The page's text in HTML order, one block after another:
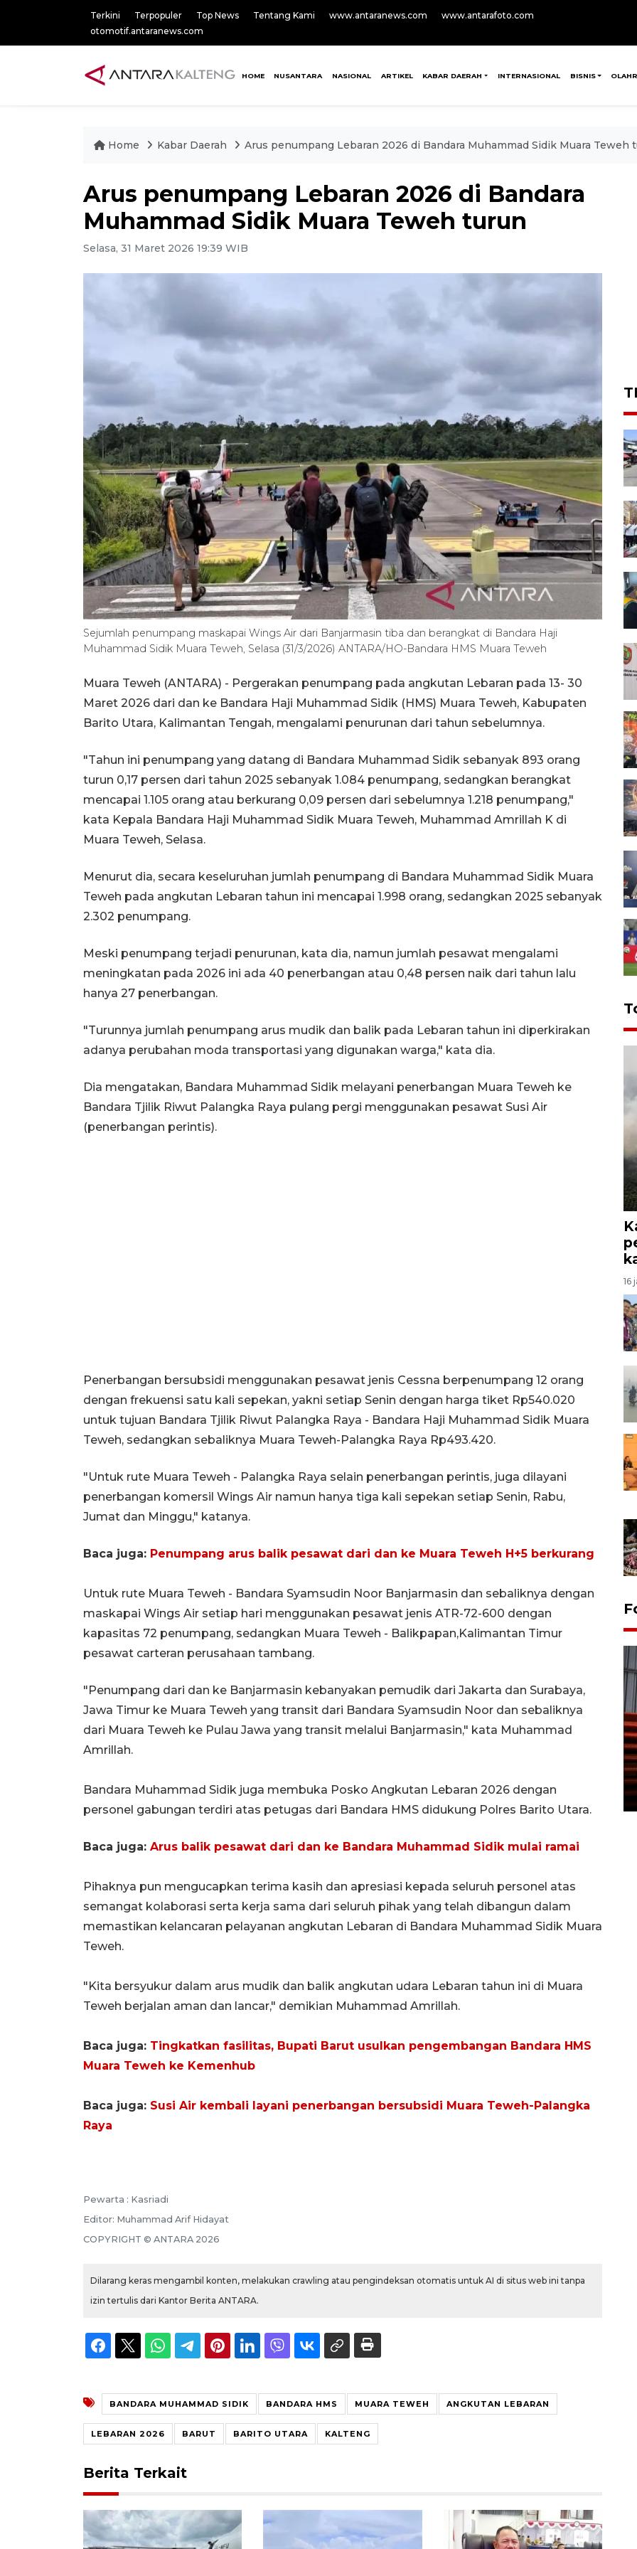
Terkini Terpopuler Top News Tentang Kami www.antaranews.com
www.antarafoto.com
otomotif.antaranews.com
HOME NUSANTARA NASIONAL ARTIKEL KABAR DAERAH INTERNASIONAL BISNIS
Home Kabar Daerah Arus penumpang Lebaran 2026 di Bandara Muhammad Sidik Muara Teweh
Arus penumpang Lebaran 2026 di Bandara
Muhammad Sidik Muara Teweh turun
Selasa, 31 Maret 2026 19:39 WIB
Sejumlah penumpang maskapai Wings Air dari Banjarmasin tiba dan berangkat di Bandara Haji
Muhammad Sidik Muara Teweh, Selasa (31/3/2026) ANTARA/HO-Bandara HMS Muara Teweh
Muara Teweh (ANTARA) - Pergerakan penumpang pada angkutan Lebaran pada 13- 30
Maret 2026 dari dan ke Bandara Haji Muhammad Sidik (HMS) Muara Teweh, Kabupaten
Barito Utara, Kalimantan Tengah, mengalami penurunan dari tahun sebelumnya.
"Tahun ini penumpang yang datang di Bandara Muhammad Sidik sebanyak 893 orang
turun 0,17 persen dari tahun 2025 sebanyak 1.084 penumpang, sedangkan berangkat
mencapai 1.105 orang atau berkurang 0,09 persen dari sebelumnya 1.218 penumpang,"
kata Kepala Bandara Haji Muhammad Sidik Muara Teweh, Muhammad Amrillah K di
Muara Teweh, Selasa.
Menurut dia, secara keseluruhan jumlah penumpang di Bandara Muhammad Sidik Muara
Teweh pada angkutan Lebaran tahun ini mencapai 1.998 orang, sedangkan 2025 sebanyak
2.302 penumpang.
Meski penumpang terjadi penurunan, kata dia, namun jumlah pesawat mengalami
meningkatan pada 2026 ini ada 40 penerbangan atau 0,48 persen naik dari tahun lalu
hanya 27 penerbangan.
"Turunnya jumlah penumpang arus mudik dan balik pada Lebaran tahun ini diperkirakan
adanya perubahan moda transportasi yang digunakan warga," kata dia.
Dia mengatakan, Bandara Muhammad Sidik melayani penerbangan Muara Teweh ke
Bandara Tjilik Riwut Palangka Raya pulang pergi menggunakan pesawat Susi Air
(penerbangan perintis).
Penerbangan bersubsidi menggunakan pesawat jenis Cessna berpenumpang 12 orang
dengan frekuensi satu kali sepekan, yakni setiap Senin dengan harga tiket Rp540.020
untuk tujuan Bandara Tjilik Riwut Palangka Raya - Bandara Haji Muhammad Sidik Muara
Teweh, sedangkan sebaliknya Muara Teweh-Palangka Raya Rp493.420.
"Untuk rute Muara Teweh - Palangka Raya selain penerbangan perintis, juga dilayani
penerbangan komersil Wings Air namun hanya tiga kali sepekan setiap Senin, Rabu,
Jumat dan Minggu," katanya.
Baca juga: Penumpang arus balik pesawat dari dan ke Muara Teweh H+5 berkurang
Untuk rute Muara Teweh - Bandara Syamsudin Noor Banjarmasin dan sebaliknya dengan
maskapai Wings Air setiap hari menggunakan pesawat jenis ATR-72-600 dengan
kapasitas 72 penumpang, sedangkan Muara Teweh - Balikpapan,Kalimantan Timur
pesawat carteran perusahaan tambang.
"Penumpang dari dan ke Banjarmasin kebanyakan pemudik dari Jakarta dan Surabaya,
Jawa Timur ke Muara Teweh yang transit dari Bandara Syamsudin Noor dan sebaliknya
dari Muara Teweh ke Pulau Jawa yang transit melalui Banjarmasin," kata Muhammad
Amrillah.
Bandara Muhammad Sidik juga membuka Posko Angkutan Lebaran 2026 dengan
personel gabungan terdiri atas petugas dari Bandara HMS didukung Polres Barito Utara.
Baca juga: Arus balik pesawat dari dan ke Bandara Muhammad Sidik mulai ramai
Pihaknya pun mengucapkan terima kasih dan apresiasi kepada seluruh personel atas
semangat kolaborasi serta kerja sama dari seluruh pihak yang telah dibangun dalam
memastikan kelancaran pelayanan angkutan Lebaran di Bandara Muhammad Sidik Muara
Teweh.
"Kita bersyukur dalam arus mudik dan balik angkutan udara Lebaran tahun ini di Muara
Teweh berjalan aman dan lancar," demikian Muhammad Amrillah.
Baca juga: Tingkatkan fasilitas, Bupati Barut usulkan pengembangan Bandara HMS
Muara Teweh ke Kemenhub
Baca juga: Susi Air kembali layani penerbangan bersubsidi Muara Teweh-Palangka
Raya
Pewarta : Kasriadi
Editor: Muhammad Arif Hidayat
COPYRIGHT © ANTARA 2026
Dilarang keras mengambil konten, melakukan crawling atau pengindeksan otomatis untuk AI di situs web ini tanpa
izin tertulis dari Kantor Berita ANTARA.
BANDARA MUHAMMAD SIDIK BANDARA HMS MUARA TEWEH ANGKUTAN LEBARAN
LEBARAN 2026 BARUT BARITO UTARA KALTENG
Berita Terkait
16
Prediksi puncak musim
22 July 2026 17:18 WIB